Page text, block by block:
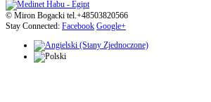
© Miron Bogacki tel.+48503820566
Stay Connected: Facebook Google+